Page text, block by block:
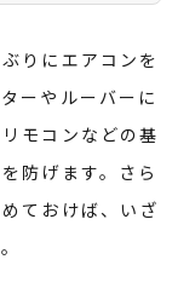
りにエアコンを
ーやルーバーに
モコンなどの基
防げます。さら
ておけば、いざ